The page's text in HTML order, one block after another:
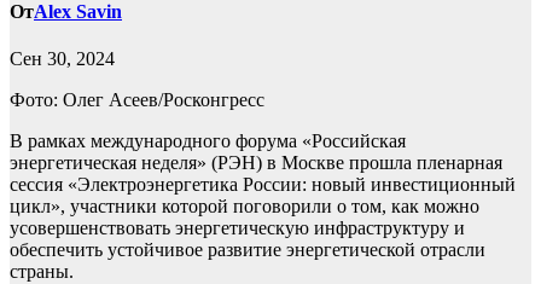
ОтAlex Savin
Сен 30, 2024
Фото: Олег Асеев/Росконгресс
В рамках международного форума «Российская
энергетическая неделя» (РЭН) в Москве прошла пленарная
сессия «Электроэнергетика России: новый инвестиционный
цикл», участники которой поговорили о том, как можно
усовершенствовать энергетическую инфраструктуру и
обеспечить устойчивое развитие энергетической отрасли
страны.